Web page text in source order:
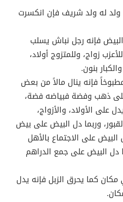
له ولد شريف فإن انكسرت
فإنه رجل نباش يسلب
زواج، وللمتزوج أولاد،
بنون.
فإنه ينال مالاً من بعض
ذهب وفضة فبياضه فضة،
الأولاد، والأزواج،
وربما دل البيض على بيض
البيض على الاجتماع بالأهل
دل البيض على جمع الدراهم
كما يحرق الزبل فإنه يدل